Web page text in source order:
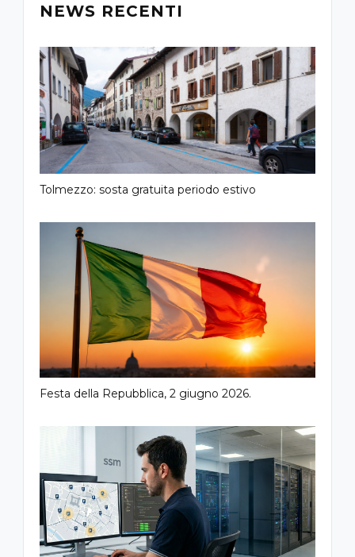
NEWS RECENTI
Tolmezzo: sosta gratuita periodo estivo
Festa della Repubblica, 2 giugno 2026.